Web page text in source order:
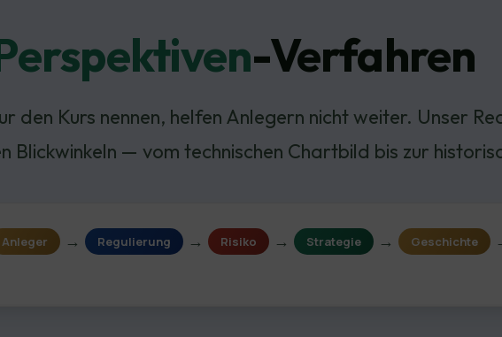
-Verfahren
den Kurs nennen, helfen Anlegern nicht weiter. Unser
Blickwinkeln — vom technischen Chartbild bis zur
Anleger → Regulierung → Risiko → Strategie → Geschichte